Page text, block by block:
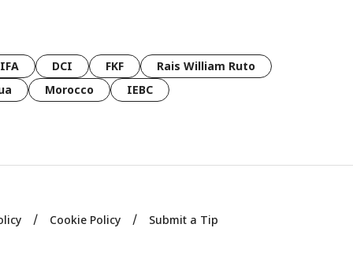
DCI FKF
Rais William Ruto
Morocco IEBC
Cookie Policy Submit a Tip